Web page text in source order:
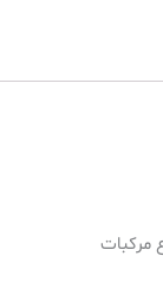
مرکبات